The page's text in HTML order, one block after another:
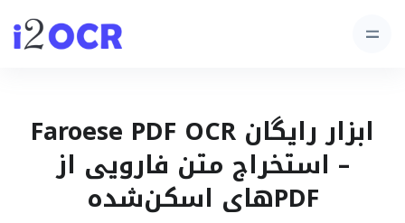
ابزار رایگان Faroese PDF OCR
– استخراج متن فارویی از
PDFهای اسکن‌شده